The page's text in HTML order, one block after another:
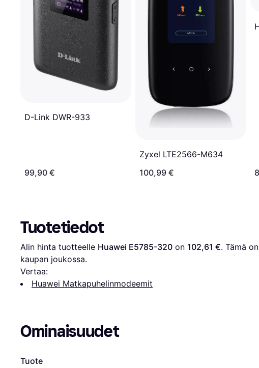
D-Link DWR-933
99,90 €
Zyxel LTE2566-M634
100,99 €
Tuotetiedot
Alin hinta tuotteelle Huawei E5785-320 on 102,61 €. Tämä
kaupan joukossa.
Vertaa:
Huawei Matkapuhelinmodeemit
Ominaisuudet
Tuote